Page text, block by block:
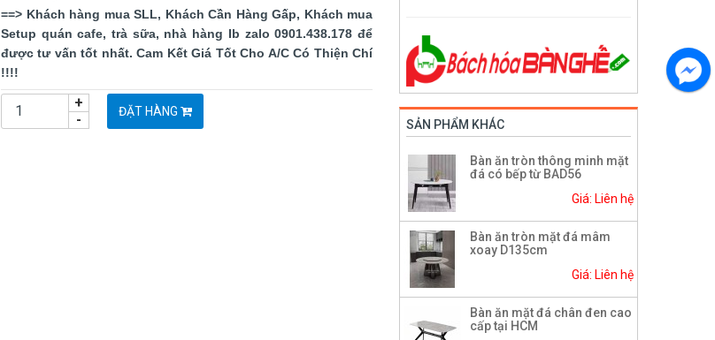
==> Khách hàng mua SLL, Khách Cần Hàng Gấp, Khách mua
Setup quán cafe, trà sữa, nhà hàng Ib zalo 0901.438.178 để
được tư vấn tốt nhất. Cam Kết Giá Tốt Cho A/C Có Thiện Chí
!!!!
-
+ ĐẶT HÀNG
SẢN PHẨM KHÁC
Bàn ăn tròn thông minh mặt
đá có bếp từ BAD56
Giá: Liên hệ
Bàn ăn tròn mặt đá mâm
xoay D135cm
Giá: Liên hệ
Bàn ăn mặt đá chân đen cao
cấp tại HCM